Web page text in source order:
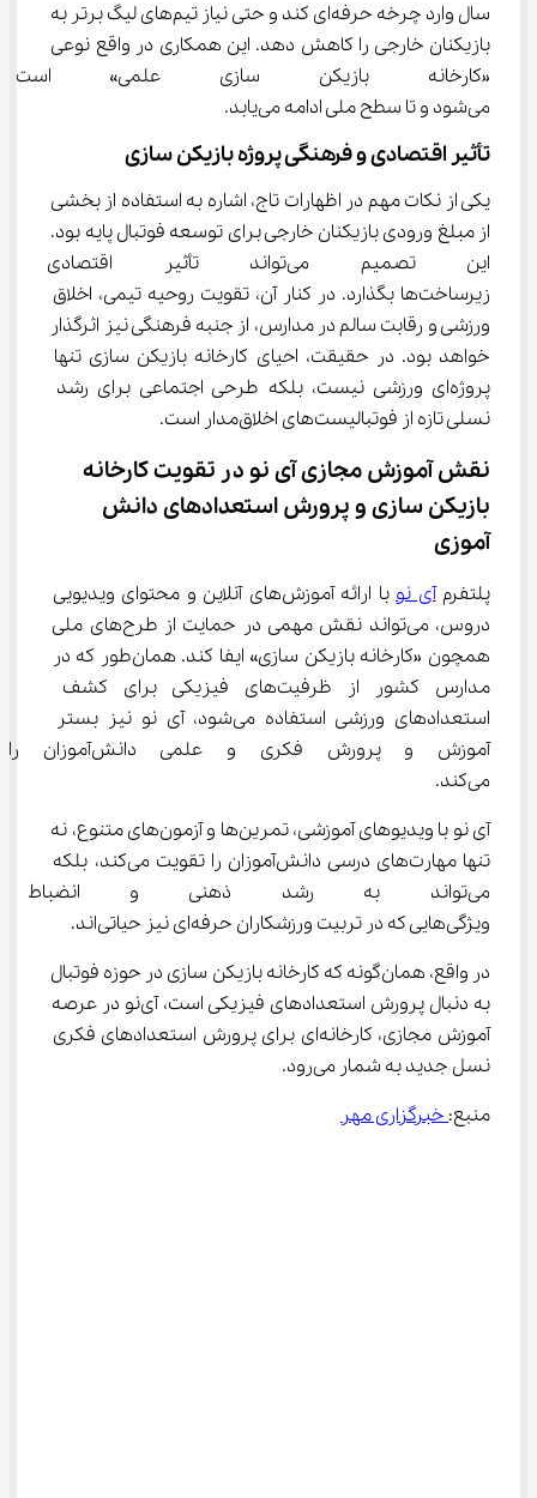
سال وارد چرخه حرفه‌ای کند و حتی نیاز تیم‌های لیگ برتر به
بازیکنان خارجی را کاهش دهد. این همکاری در واقع نوعی
«کارخانه بازیکن سازی علمی»
می‌شود و تا سطح ملی ادامه می‌یابد.
تأثیر اقتصادی و فرهنگی پروژه بازیکن سازی
یکی از نکات مهم در اظهارات تاج، اشاره به استفاده از بخشی
از مبلغ ورودی بازیکنان خارجی برای توسعه فوتبال پایه بود.
این تصمیم می‌تواند تأثیر
زیرساخت‌ها بگذارد. در کنار آن، تقویت روحیه تیمی، اخلاق
ورزشی و رقابت سالم در مدارس، از جنبه فرهنگی نیز اثرگذار
خواهد بود. در حقیقت، احیای کارخانه بازیکن سازی تنها
پروژه‌ای ورزشی نیست، بلکه طرحی اجتماعی برای رشد
نسلی تازه از فوتبالیست‌های اخلاق‌مدار است.
نقش آموزش مجازی آی‌ نو در تقویت کارخانه
بازیکن سازی و پرورش استعدادهای دانش
‌آموزی
پلتفرم آی نو
با ارائه آموزش‌های آنلاین و محتوای ویدیویی
دروس، می‌تواند نقش مهمی در حمایت از طرح‌های ملی
همچون «کارخانه بازیکن سازی» ایفا کند. همان‌طور که در
مدارس کشور از ظرفیت‌های فیزیکی برای کشف
استعدادهای ورزشی استفاده می‌شود، آی ‌نو نیز بستر
آموزش و پرورش فکری و
می‌کند.
آی‌ نو با ویدیوهای آموزشی، تمرین‌ها و آزمون‌های متنوع، نه
تنها مهارت‌های درسی دانش‌آموزان را تقویت می‌کند، بلکه
می‌تواند به رشد ذهنی و
ویژگی‌هایی که در تربیت ورزشکاران حرفه‌ای نیز حیاتی‌اند.
در واقع، همان‌گونه که کارخانه بازیکن سازی در حوزه فوتبال
به دنبال پرورش استعدادهای فیزیکی است، آی‌نو در عرصه
آموزش مجازی، کارخانه‌ای برای پرورش استعدادهای فکری
نسل جدید به شمار می‌رود.
منبع: خبرگزاری مهر